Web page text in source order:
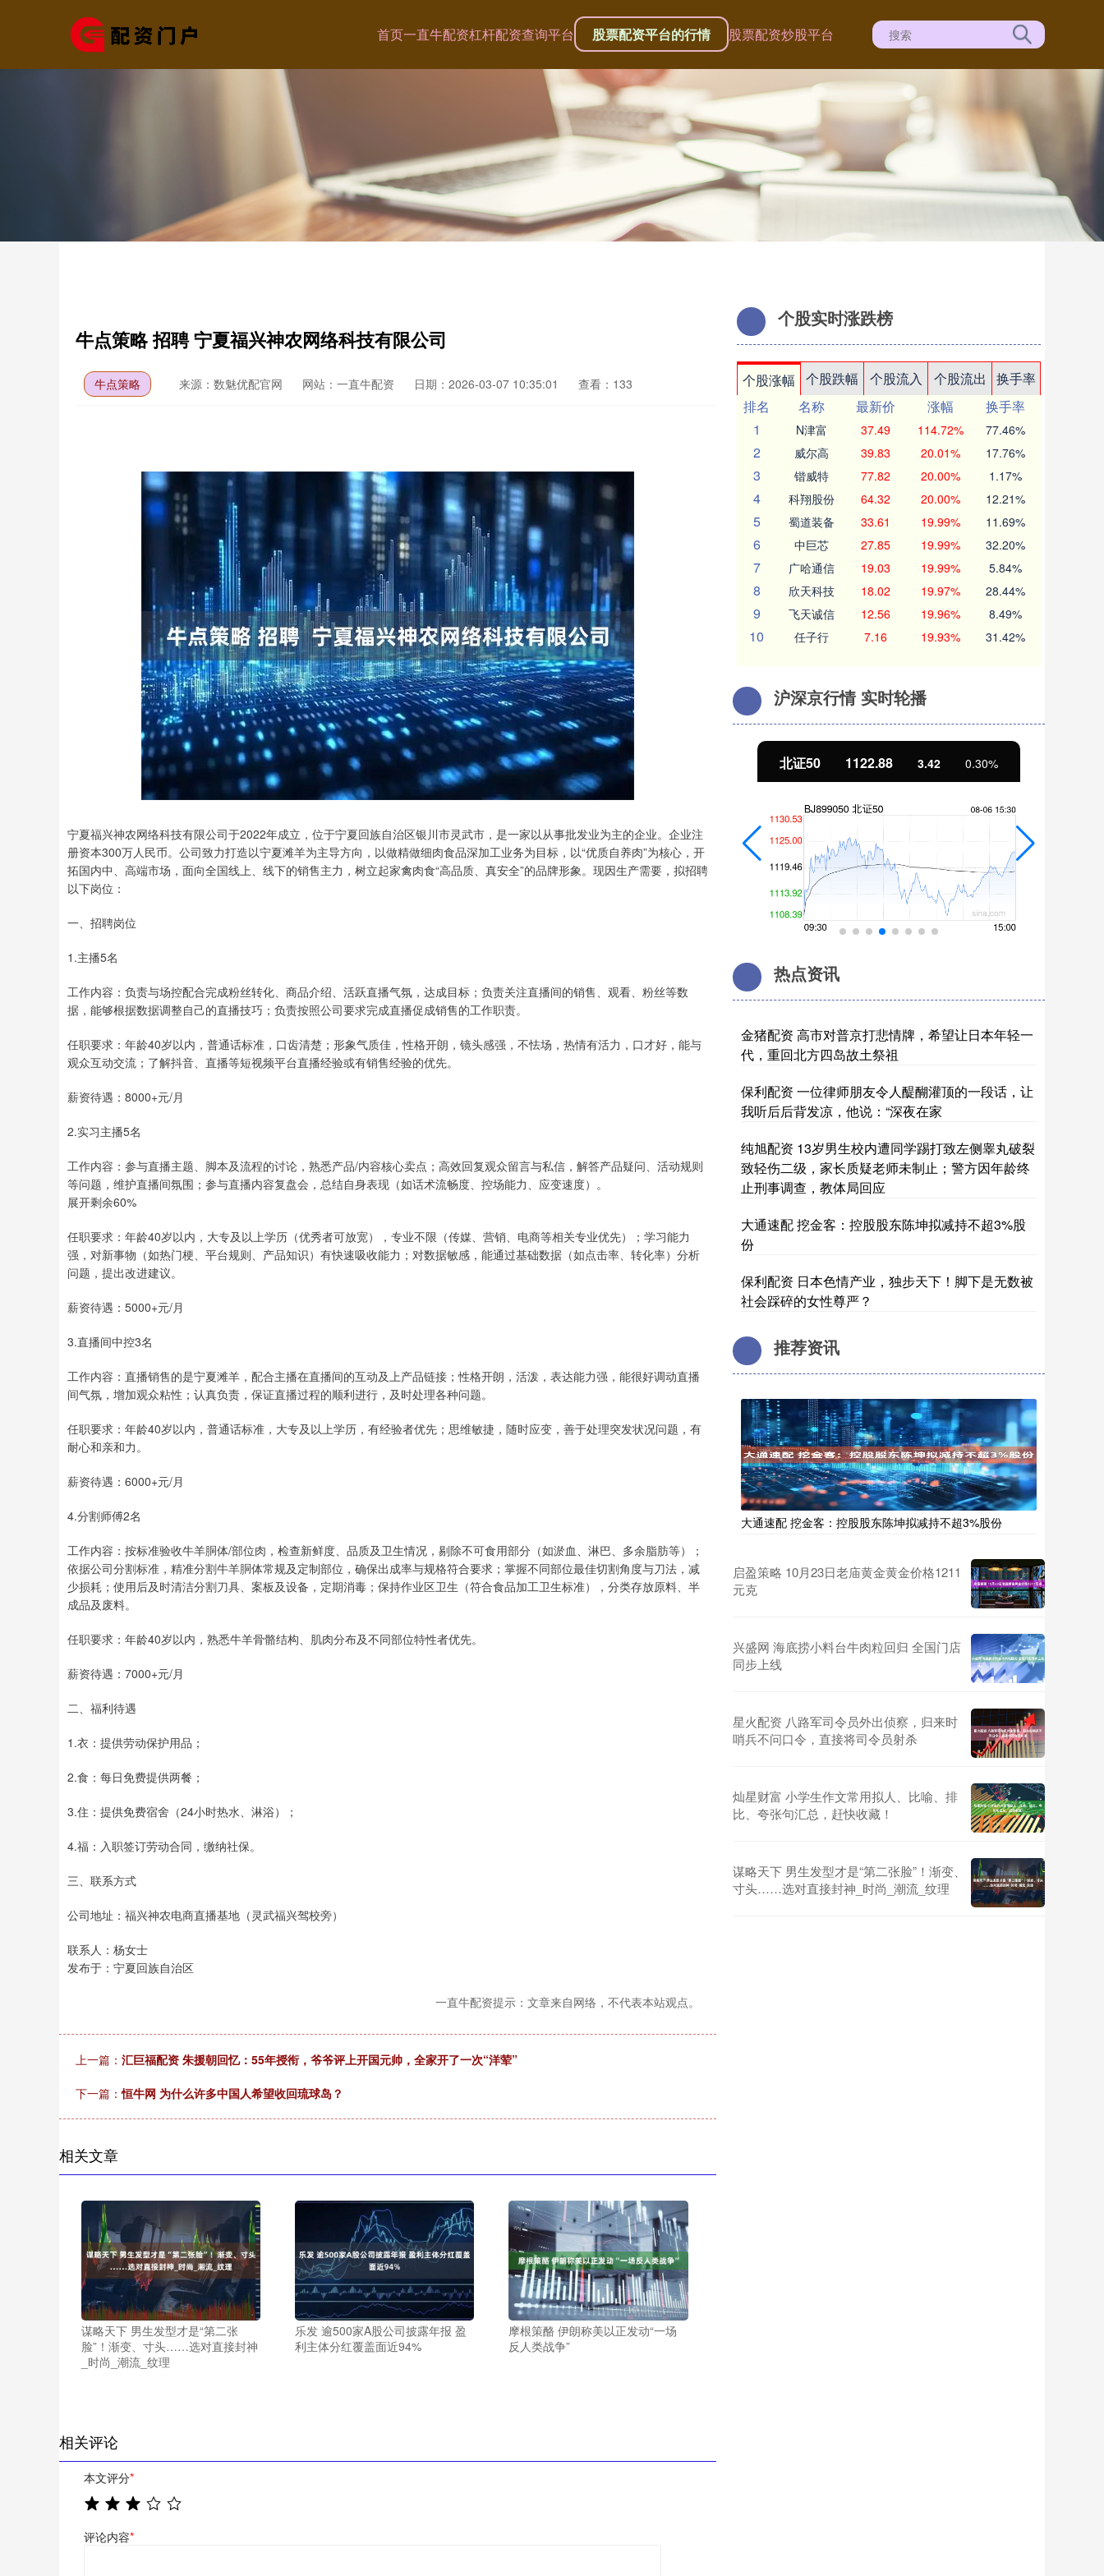
首页一直牛配资杠杆配资查询平台 股票配资平台的行情 股票配资炒股平台
牛点策略 招聘 宁夏福兴神农网络科技有限公司
牛点策略 来源：数魅优配官网 网站：一直牛配资 日期：2026-03-07 10:35:01 查看：133
宁夏福兴神农网络科技有限公司于2022年成立，位于宁夏回族自治区银川市灵武市，是一家以从事批发业为主的企业。企业注
册资本300万人民币。公司致力打造以宁夏滩羊为主导方向，以做精做细肉食品深加工业务为目标，以“优质自养肉”为核心，开
拓国内中、高端市场，面向全国线上、线下的销售主力，树立起家禽肉食“高品质、真安全”的品牌形象。现因生产需要，拟招聘
以下岗位：
一、招聘岗位
1.主播5名
工作内容：负责与场控配合完成粉丝转化、商品介绍、活跃直播气氛，达成目标；负责关注直播间的销售、观看、粉丝等数
据，能够根据数据调整自己的直播技巧；负责按照公司要求完成直播促成销售的工作职责。
任职要求：年龄40岁以内，普通话标准，口齿清楚；形象气质佳，性格开朗，镜头感强，不怯场，热情有活力，口才好，能与
观众互动交流；了解抖音、直播等短视频平台直播经验或有销售经验的优先。
薪资待遇：8000+元/月
2.实习主播5名
工作内容：参与直播主题、脚本及流程的讨论，熟悉产品/内容核心卖点；高效回复观众留言与私信，解答产品疑问、活动规则
等问题，维护直播间氛围；参与直播内容复盘会，总结自身表现（如话术流畅度、控场能力、应变速度）。
展开剩余60%
任职要求：年龄40岁以内，大专及以上学历（优秀者可放宽），专业不限（传媒、营销、电商等相关专业优先）；学习能力
强，对新事物（如热门梗、平台规则、产品知识）有快速吸收能力；对数据敏感，能通过基础数据（如点击率、转化率）分析
问题，提出改进建议。
薪资待遇：5000+元/月
3.直播间中控3名
工作内容：直播销售的是宁夏滩羊，配合主播在直播间的互动及上产品链接；性格开朗，活泼，表达能力强，能很好调动直播
间气氛，增加观众粘性；认真负责，保证直播过程的顺利进行，及时处理各种问题。
任职要求：年龄40岁以内，普通话标准，大专及以上学历，有经验者优先；思维敏捷，随时应变，善于处理突发状况问题，有
耐心和亲和力。
薪资待遇：6000+元/月
4.分割师傅2名
工作内容：按标准验收牛羊胴体/部位肉，检查新鲜度、品质及卫生情况，剔除不可食用部分（如淤血、淋巴、多余脂肪等）；
依据公司分割标准，精准分割牛羊胴体常规及定制部位，确保出成率与规格符合要求；掌握不同部位最佳切割角度与刀法，减
少损耗；使用后及时清洁分割刀具、案板及设备，定期消毒；保持作业区卫生（符合食品加工卫生标准），分类存放原料、半
成品及废料。
任职要求：年龄40岁以内，熟悉牛羊骨骼结构、肌肉分布及不同部位特性者优先。
薪资待遇：7000+元/月
二、福利待遇
1.衣：提供劳动保护用品；
2.食：每日免费提供两餐；
3.住：提供免费宿舍（24小时热水、淋浴）；
4.福：入职签订劳动合同，缴纳社保。
三、联系方式
公司地址：福兴神农电商直播基地（灵武福兴驾校旁）
联系人：杨女士
发布于：宁夏回族自治区
一直牛配资提示：文章来自网络，不代表本站观点。
上一篇： 汇巨福配资 朱援朝回忆：55年授衔，爷爷评上开国元帅，全家开了一次“洋荤”
下一篇：恒牛网 为什么许多中国人希望收回琉球岛？
相关文章
谋略天下 男生发型才是“第二张
脸”！渐变、寸头……选对直接封神
_时尚_潮流_纹理
乐发 逾500家A股公司披露年报 盈
利主体分红覆盖面近94%
摩根策酪 伊朗称美以正发动“一场
反人类战争”
相关评论
本文评分*
评论内容*
个股实时涨跌榜
个股涨幅 个股跌幅 个股流入 个股流出
换手率
排名
名称 最新价 涨幅
换手率
1
N津富 37.49 114.72% 77.46%
2 威尔高 39.83 20.01% 17.76%
3 锴威特 77.82 20.00% 1.17%
4 科翔股份 64.32 20.00% 12.21%
5 蜀道装备 33.61 19.99% 11.69%
6 中巨芯 27.85 19.99% 32.20%
7 广哈通信 19.03 19.99% 5.84%
8 欣天科技 18.02 19.97% 28.44%
9 飞天诚信 12.56 19.96% 8.49%
10 任子行 7.16 19.93% 31.42%
沪深京行情 实时轮播
深证成指 14110.12 -34.08 -0.24% 沪深300 4651.31 -6.85 北证50 1122.88 3.42 0.30%
热点资讯
金猪配资 高市对普京打悲情牌，希望让日本年轻一
代，重回北方四岛故土祭祖
保利配资 一位律师朋友令人醍醐灌顶的一段话，让
我听后后背发凉，他说：“深夜在家
纯旭配资 13岁男生校内遭同学踢打致左侧睾丸破裂
致轻伤二级，家长质疑老师未制止；警方因年龄终
止刑事调查，教体局回应
大通速配 挖金客：控股股东陈坤拟减持不超3%股
份
保利配资 日本色情产业，独步天下！脚下是无数被
社会踩碎的女性尊严？
推荐资讯
大通速配 挖金客：控股股东陈坤拟减持不超3%股份
启盈策略 10月23日老庙黄金黄金价格1211
元克
兴盛网 海底捞小料台牛肉粒回归 全国门店
同步上线
星火配资 八路军司令员外出侦察，归来时
哨兵不问口令，直接将司令员射杀
灿星财富 小学生作文常用拟人、比喻、排
比、夸张句汇总，赶快收藏！
谋略天下 男生发型才是“第二张脸”！渐变、
寸头……选对直接封神_时尚_潮流_纹理